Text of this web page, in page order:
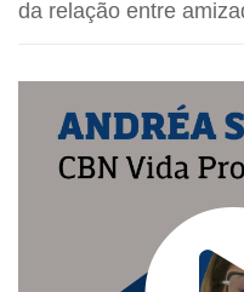
da relação entre